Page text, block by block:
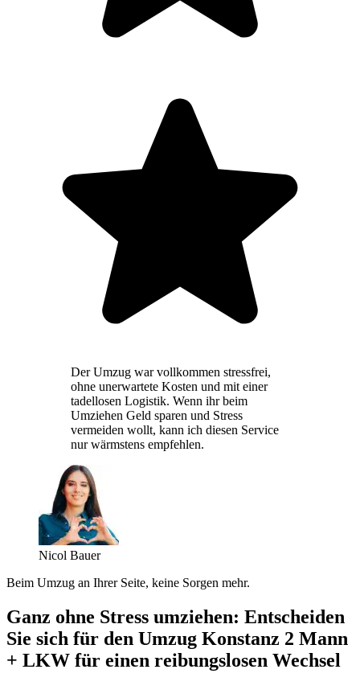
Der Umzug war vollkommen stressfrei,
ohne unerwartete Kosten und mit einer
tadellosen Logistik. Wenn ihr beim
Umziehen Geld sparen und Stress
vermeiden wollt, kann ich diesen Service
nur wärmstens empfehlen.
Nicol Bauer
Beim Umzug an Ihrer Seite, keine Sorgen mehr.
Ganz ohne Stress umziehen: Entscheiden
Sie sich für den Umzug Konstanz 2 Mann
+ LKW für einen reibungslosen Wechsel